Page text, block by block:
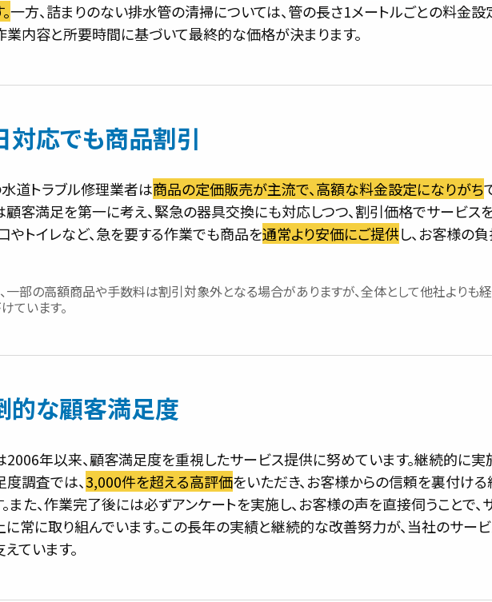
一方、詰まりのない排水管の清掃については、管の長さ1メートルごとの料金設
業内容と所要時間に基づいて最終的な価格が決まります。
対応でも商品割引
道トラブル修理業者は商品の定価販売が主流で、高額な料金設定になりがち
顧客満足を第一に考え、緊急の器具交換にも対応しつつ、割引価格でサービス
やトイレなど、急を要する作業でも商品を通常より安価にご提供し、お客様の
一部の高額商品や手数料は割引対象外となる場合がありますが、全体として他社よりも
ています。
的な顧客満足度
2006年以来、顧客満足度を重視したサービス提供に努めています。継続的に実
調査では、3,000件を超える高評価をいただき、お客様からの信頼を裏付ける
また、作業完了後には必ずアンケートを実施し、お客様の声を直接伺うことで、
に常に取り組んでいます。この長年の実績と継続的な改善努力が、当社のサー
ています。